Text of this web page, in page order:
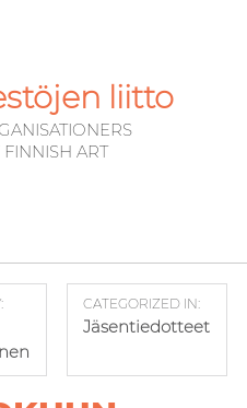
liitto
ART
CATEGORIZED IN:
Jäsentiedotteet